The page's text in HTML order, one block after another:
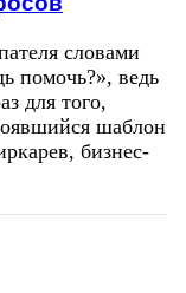
словами
помочь?», ведь
для того,
шаблон
бизнес-